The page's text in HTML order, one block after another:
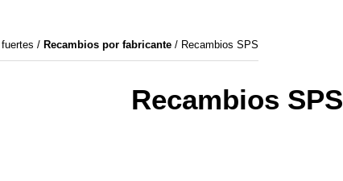
/ Recambios por fabricante / Recambios SPS
Recambios SPS